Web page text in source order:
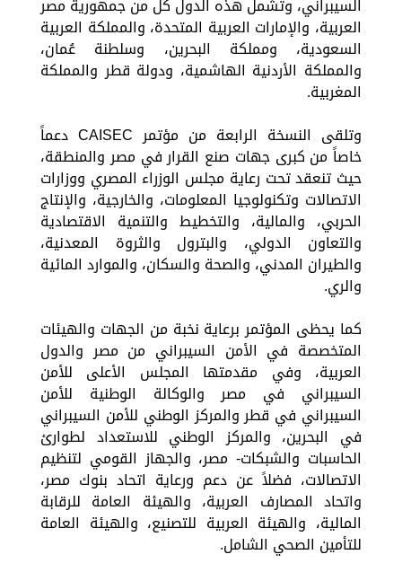
السيبراني، وتشمل هذه الدول كل من جمهورية مصر
العربية، والإمارات العربية المتحدة، والمملكة العربية
السعودية، ومملكة البحرين، وسلطنة عُمان،
والمملكة الأردنية الهاشمية، ودولة قطر والمملكة
المغربية.
وتلقى النسخة الرابعة من مؤتمر CAISEC دعماً
خاصاً من كبرى جهات صنع القرار في مصر والمنطقة،
حيث تنعقد تحت رعاية مجلس الوزراء المصري ووزارات
الاتصالات وتكنولوجيا المعلومات، والخارجية، والإنتاج
الحربي، والمالية، والتخطيط والتنمية الاقتصادية
والتعاون الدولي، والبترول والثروة المعدنية،
والطيران المدني، والصحة والسكان، والموارد المائية
والري.
كما يحظى المؤتمر برعاية نخبة من الجهات والهيئات
المتخصصة في الأمن السيبراني من مصر والدول
العربية، وفي مقدمتها المجلس الأعلى للأمن
السيبراني في مصر والوكالة الوطنية للأمن
السيبراني في قطر والمركز الوطني للأمن السيبراني
في البحرين، والمركز الوطني للاستعداد لطوارئ
الحاسبات والشبكات- مصر، والجهاز القومي لتنظيم
الاتصالات، فضلاً عن دعم ورعاية اتحاد بنوك مصر،
واتحاد المصارف العربية، والهيئة العامة للرقابة
المالية، والهيئة العربية للتصنيع، والهيئة العامة
للتأمين الصحي الشامل.